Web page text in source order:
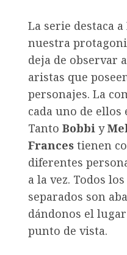
La serie destaca a
nuestra
deja de observar
aristas que
personajes. La
cada uno de
Tanto Bobbi y
Frances tienen
diferentes
a la vez. Todos
separados son
dándonos el
punto de vista.